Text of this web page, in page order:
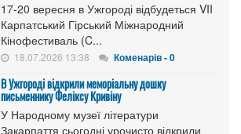
17-20 вересня в Ужгороді відбудеться VII
Карпатський Гірський Міжнародний
Кінофестиваль (C...
18.07.2026 13:38 Коменарів - 0
В Ужгороді відкрили меморіальну дошку
письменнику Феліксу Кривіну
У Народному музеї літератури
Закарпаття сьогодні урочисто відкрили